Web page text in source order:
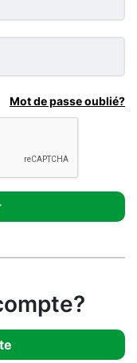
Mot de passe oublié?